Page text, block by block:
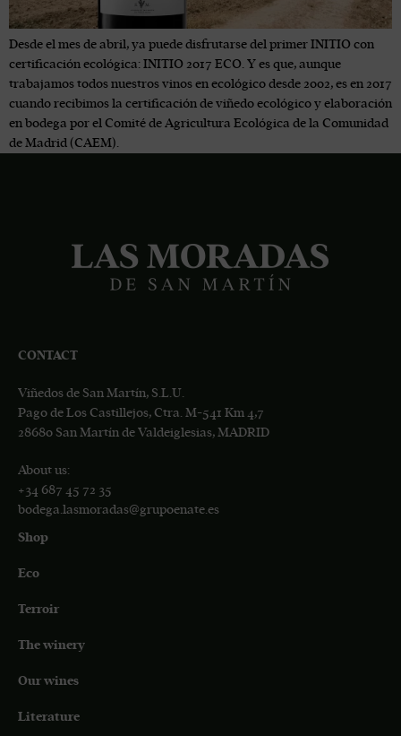
Desde el mes de abril, ya puede disfrutarse del primer INITIO con
certificación ecológica: INITIO 2017 ECO. Y es que, aunque
trabajamos todos nuestros vinos en ecológico desde 2002, es en 2017
cuando recibimos la certificación de viñedo ecológico y elaboración
en bodega por el Comité de Agricultura Ecológica de la Comunidad
de Madrid (CAEM).
CONTACT
Viñedos de San Martín, S.L.U.
Pago de Los Castillejos, Ctra. M-541 Km 4,7
28680 San Martín de Valdeiglesias, MADRID
About us:
+34 687 45 72 35
bodega.lasmoradas@grupoenate.es
Shop
Eco
Terroir
The winery
Our wines
Literature